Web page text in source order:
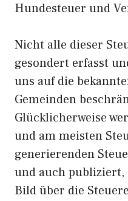
Hundesteuer und
Nicht alle dieser
gesondert erfasst
uns auf die
Gemeinden
Glücklicherweise
und am meisten
generierenden
und auch publiziert,
Bild über die